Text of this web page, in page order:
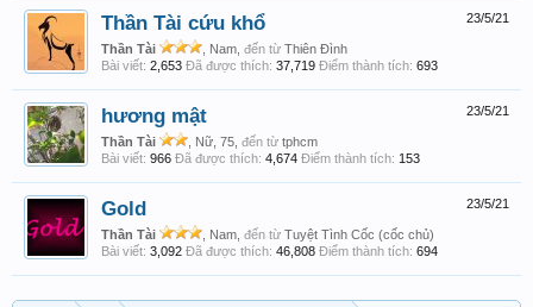
23/5/21
Thần Tài cứu khổ
Thần Tài , Nam, đến từ Thiên Đình
Bài viết: 2,653 Đã được thích: 37,719 Điểm thành tích: 693
23/5/21
hương mật
Thần Tài , Nữ, 75, đến từ tphcm
Bài viết: 966 Đã được thích: 4,674 Điểm thành tích: 153
23/5/21
Gold
Thần Tài , Nam, đến từ Tuyệt Tình Cốc (cốc chủ)
Bài viết: 3,092 Đã được thích: 46,808 Điểm thành tích: 694